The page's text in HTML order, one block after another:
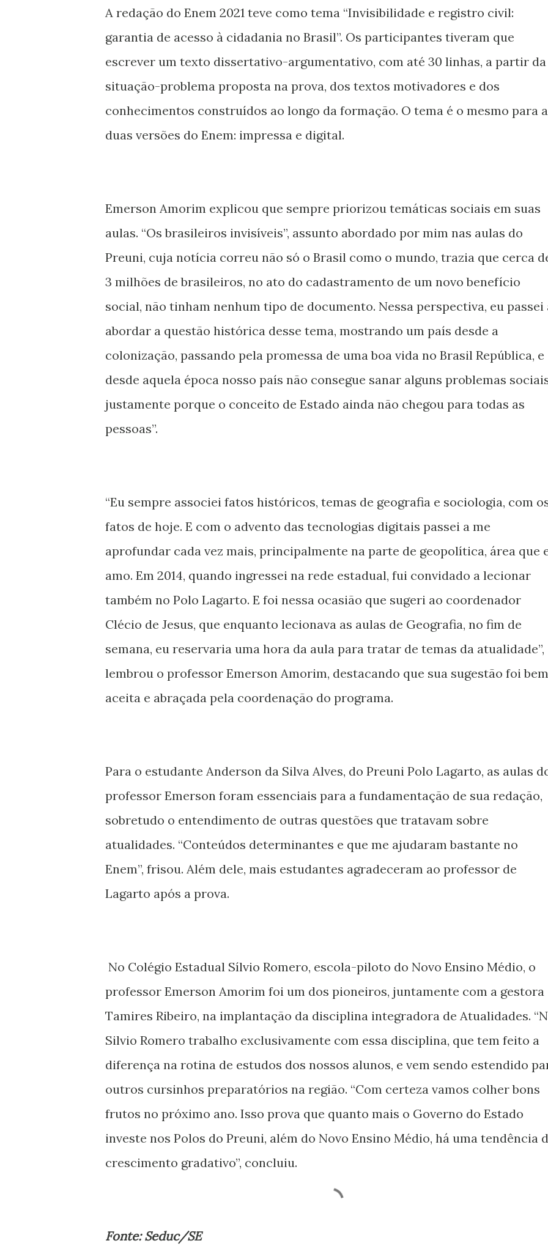
A redação do Enem 2021 teve como tema “Invisibilidade e registro civil:
garantia de acesso à cidadania no Brasil”. Os participantes tiveram que
escrever um texto dissertativo-argumentativo, com até 30 linhas, a partir da
situação-problema proposta na prova, dos textos motivadores e dos
conhecimentos construídos ao longo da formação. O tema é o mesmo para
duas versões do Enem: impressa e digital.
Emerson Amorim explicou que sempre priorizou temáticas sociais em suas
aulas. “Os brasileiros invisíveis”, assunto abordado por mim nas aulas do
Preuni, cuja notícia correu não só o Brasil como o mundo, trazia que cerca
3 milhões de brasileiros, no ato do cadastramento de um novo benefício
social, não tinham nenhum tipo de documento. Nessa perspectiva, eu passei
abordar a questão histórica desse tema, mostrando um país desde a
colonização, passando pela promessa de uma boa vida no Brasil República, e
desde aquela época nosso país não consegue sanar alguns problemas
justamente porque o conceito de Estado ainda não chegou para todas as
pessoas”.
“Eu sempre associei fatos históricos, temas de geografia e sociologia, com
fatos de hoje. E com o advento das tecnologias digitais passei a me
aprofundar cada vez mais, principalmente na parte de geopolítica, área que
amo. Em 2014, quando ingressei na rede estadual, fui convidado a lecionar
também no Polo Lagarto. E foi nessa ocasião que sugeri ao coordenador
Clécio de Jesus, que enquanto lecionava as aulas de Geografia, no fim de
semana, eu reservaria uma hora da aula para tratar de temas da atualidade”,
lembrou o professor Emerson Amorim, destacando que sua sugestão foi bem
aceita e abraçada pela coordenação do programa.
Para o estudante Anderson da Silva Alves, do Preuni Polo Lagarto, as aulas
professor Emerson foram essenciais para a fundamentação de sua redação,
sobretudo o entendimento de outras questões que tratavam sobre
atualidades. “Conteúdos determinantes e que me ajudaram bastante no
Enem”, frisou. Além dele, mais estudantes agradeceram ao professor de
Lagarto após a prova.
No Colégio Estadual Sílvio Romero, escola-piloto do Novo Ensino Médio, o
professor Emerson Amorim foi um dos pioneiros, juntamente com a gestora
Tamires Ribeiro, na implantação da disciplina integradora de Atualidades.
Silvio Romero trabalho exclusivamente com essa disciplina, que tem feito a
diferença na rotina de estudos dos nossos alunos, e vem sendo estendido
outros cursinhos preparatórios na região. “Com certeza vamos colher bons
frutos no próximo ano. Isso prova que quanto mais o Governo do Estado
investe nos Polos do Preuni, além do Novo Ensino Médio, há uma tendência
crescimento gradativo”, concluiu.
Fonte: Seduc/SE